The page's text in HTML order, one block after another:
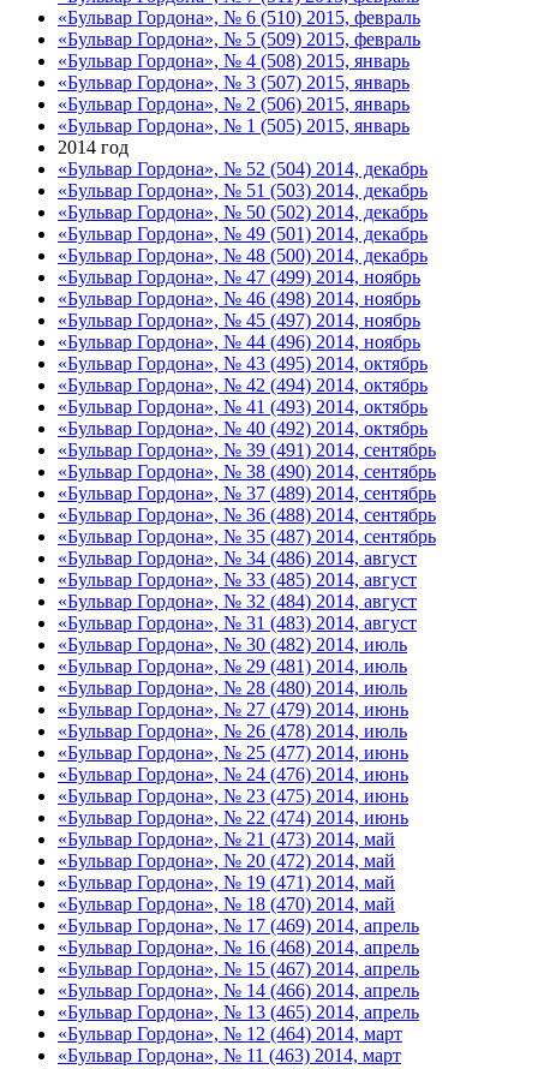
«Бульвар Гордона», № 6 (510) 2015, февраль
«Бульвар Гордона», № 5 (509) 2015, февраль
«Бульвар Гордона», № 4 (508) 2015, январь
«Бульвар Гордона», № 3 (507) 2015, январь
«Бульвар Гордона», № 2 (506) 2015, январь
«Бульвар Гордона», № 1 (505) 2015, январь
2014 год
«Бульвар Гордона», № 52 (504) 2014, декабрь
«Бульвар Гордона», № 51 (503) 2014, декабрь
«Бульвар Гордона», № 50 (502) 2014, декабрь
«Бульвар Гордона», № 49 (501) 2014, декабрь
«Бульвар Гордона», № 48 (500) 2014, декабрь
«Бульвар Гордона», № 47 (499) 2014, ноябрь
«Бульвар Гордона», № 46 (498) 2014, ноябрь
«Бульвар Гордона», № 45 (497) 2014, ноябрь
«Бульвар Гордона», № 44 (496) 2014, ноябрь
«Бульвар Гордона», № 43 (495) 2014, октябрь
«Бульвар Гордона», № 42 (494) 2014, октябрь
«Бульвар Гордона», № 41 (493) 2014, октябрь
«Бульвар Гордона», № 40 (492) 2014, октябрь
«Бульвар Гордона», № 39 (491) 2014, сентябрь
«Бульвар Гордона», № 38 (490) 2014, сентябрь
«Бульвар Гордона», № 37 (489) 2014, сентябрь
«Бульвар Гордона», № 36 (488) 2014, сентябрь
«Бульвар Гордона», № 35 (487) 2014, сентябрь
«Бульвар Гордона», № 34 (486) 2014, август
«Бульвар Гордона», № 33 (485) 2014, август
«Бульвар Гордона», № 32 (484) 2014, август
«Бульвар Гордона», № 31 (483) 2014, август
«Бульвар Гордона», № 30 (482) 2014, июль
«Бульвар Гордона», № 29 (481) 2014, июль
«Бульвар Гордона», № 28 (480) 2014, июль
«Бульвар Гордона», № 27 (479) 2014, июнь
«Бульвар Гордона», № 26 (478) 2014, июль
«Бульвар Гордона», № 25 (477) 2014, июнь
«Бульвар Гордона», № 24 (476) 2014, июнь
«Бульвар Гордона», № 23 (475) 2014, июнь
«Бульвар Гордона», № 22 (474) 2014, июнь
«Бульвар Гордона», № 21 (473) 2014, май
«Бульвар Гордона», № 20 (472) 2014, май
«Бульвар Гордона», № 19 (471) 2014, май
«Бульвар Гордона», № 18 (470) 2014, май
«Бульвар Гордона», № 17 (469) 2014, апрель
«Бульвар Гордона», № 16 (468) 2014, апрель
«Бульвар Гордона», № 15 (467) 2014, апрель
«Бульвар Гордона», № 14 (466) 2014, апрель
«Бульвар Гордона», № 13 (465) 2014, апрель
«Бульвар Гордона», № 12 (464) 2014, март
«Бульвар Гордона», № 11 (463) 2014, март